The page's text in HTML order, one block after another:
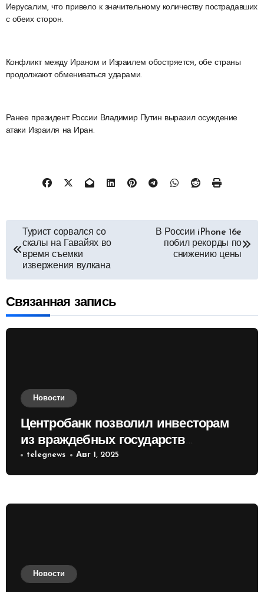
Иерусалим, что привело к значительному количеству пострадавших
с обеих сторон.
Конфликт между Ираном и Израилем обостряется, обе страны
продолжают обмениваться ударами.
Ранее президент России Владимир Путин выразил осуждение
атаки Израиля на Иран.
Навигация
по
записям
Турист сорвался со
скалы на Гавайях во
время съемки
извержения вулкана
В России iPhone 16e
побил рекорды по
снижению цены
Связанная запись
Новости
Центробанк позволил инвесторам
из враждебных государств
приобретать валюту
telegnews Авг 1, 2025
Новости